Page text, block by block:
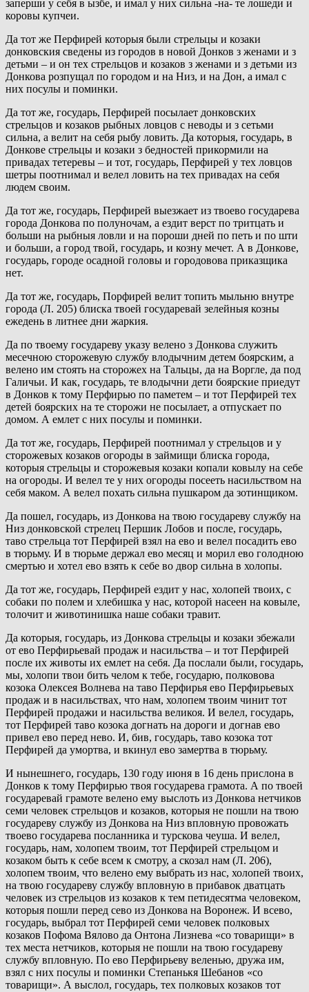
заперши у себя в ызбе, и имал у них сильна -на- те лошеди и
коровы купчеи.
Да тот же Перфирей которыя были стрельцы и козаки
донковския сведены из городов в новой Донков з женами и з
детьми – и он тех стрельцов и козаков з женами и з детьми из
Донкова розпущал по городом и на Низ, и на Дон, а имал с
них посулы и поминки.
Да тот же, государь, Перфирей посылает донковских
стрельцов и козаков рыбных ловцов с неводы и з сетьми
сильна, а велит на себя рыбу ловить. Да которыя, государь, в
Донкове стрельцы и козаки з бедностей прикормили на
привадах тетеревы – и тот, государь, Перфирей у тех ловцов
шетры поотнимал и велел ловить на тех привадах на себя
людем своим.
Да тот же, государь, Перфирей выезжает из твоево государева
города Донкова по полуночам, а ездит верст по тритцать и
больши на рыбныя ловли и на пороши дней по петь и по шти
и больши, а город твой, государь, и козну мечет. А в Донкове,
государь, городе осадной головы и городовова приказщика
нет.
Да тот же, государь, Порфирей велит топить мыльню внутре
города (Л. 205) блиска твоей государевай зелейныя козны
ежедень в литнее дни жаркия.
Да по твоему государеву указу велено з Донкова служить
месечною сторожевую службу влодычним детем боярским, а
велено им стоять на сторожех на Тальцы, да на Воргле, да под
Галичьи. И как, государь, те влодычни дети боярские приедут
в Донков к тому Перфирью по паметем – и тот Перфирей тех
детей боярских на те сторожи не посылает, а отпускает по
домом. А емлет с них посулы и поминки.
Да тот же, государь, Перфирей поотнимал у стрельцов и у
сторожевых козаков огороды в займищи блиска города,
которыя стрельцы и сторожевыя козаки копали ковылу на себе
на огороды. И велел те у них огороды посееть насильством на
себя маком. А велел похать сильна пушкаром да зотинщиком.
Да пошел, государь, из Донкова на твою государеву службу на
Низ донковской стрелец Першик Лобов и после, государь,
таво стрельца тот Перфирей взял на ево и велел посадить ево
в тюрьму. И в тюрьме держал ево месяц и морил ево голодною
смертью и хотел ево взять к себе во двор сильна в холопы.
Да тот же, государь, Перфирей ездит у нас, холопей твоих, с
собаки по полем и хлебишка у нас, которой насеен на ковыле,
толочит и животинишка наше собаки травит.
Да которыя, государь, из Донкова стрельцы и козаки збежали
от ево Перфирьевай продаж и насильства – и тот Перфирей
после их животы их емлет на себя. Да послали были, государь,
мы, холопи твои бить челом к тебе, государю, полковова
козока Олексея Волнева на таво Перфирья ево Перфирьевых
продаж и в насильствах, что нам, холопем твоим чинит тот
Перфирей продажи и насильства великоя. И велел, государь,
тот Перфирей таво козока догнать на дороги и догнав ево
привел ево перед нево. И, бив, государь, таво козока тот
Перфирей да умортва, и вкинул ево замертва в тюрьму.
И нынешнего, государь, 130 году июня в 16 день прислона в
Донков к тому Перфирью твоя государева грамота. А по твоей
государевай грамоте велено ему выслоть из Донкова нетчиков
семи человек стрельцов и козаков, которыя не пошли на твою
государеву службу из Донкова на Низ впловную провожать
твоево государева посланника и турскова чеуша. И велел,
государь, нам, холопем твоим, тот Перфирей стрельцом и
козаком быть к себе всем к смотру, а скозал нам (Л. 206),
холопем твоим, что велено ему выбрать из нас, холопей твоих,
на твою государеву службу впловную в прибавок дватцать
человек из стрельцов из козаков к тем петидесятма человеком,
которыя пошли перед сево из Донкова на Воронеж. И всево,
государь, выбрал тот Перфирей семи человек полковых
козаков Пофома Вялово да Онтона Лизнева «со товарищи» в
тех места нетчиков, которыя не пошли на твою государеву
службу впловную. По ево Перфирьеву веленью, дружа им,
взял с них посулы и поминки Степанькя Шебанов «со
товарищи». А выслол, государь, тех полковых козаков тот